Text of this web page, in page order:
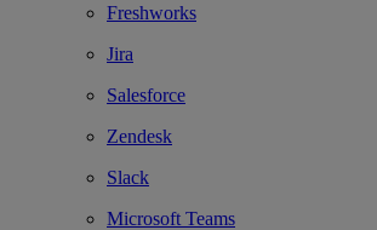
Freshworks
Jira
Salesforce
Zendesk
Slack
Microsoft Teams